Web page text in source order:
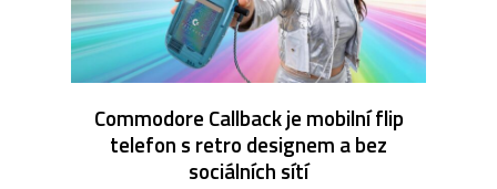
Commodore Callback je mobilní flip
telefon s retro designem a bez
sociálních sítí